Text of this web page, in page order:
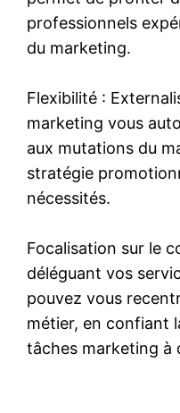
professionnels
du marketing.
Flexibilité :
marketing vous
aux mutations du
stratégie
nécessités.
Focalisation sur le
déléguant vos
pouvez vous
métier, en confiant
tâches marketing à